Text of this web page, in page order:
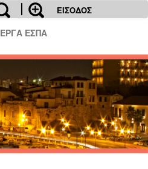
ΕΙΣΟΔΟΣ
ΕΡΓΑ ΕΣΠΑ